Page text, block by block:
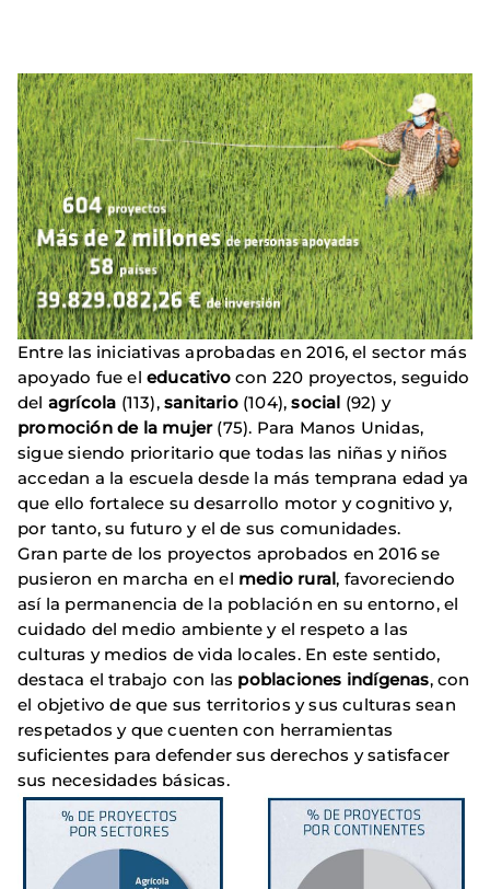
Entre las iniciativas aprobadas en 2016, el sector más
apoyado fue el educativocon 220 proyectos, seguido
del agrícola (113),sanitario(104), social (92) y
promoción de la mujer(75). Para Manos Unidas,
sigue siendo prioritario que todas las niñas y niños
accedan a la escuela desde la más temprana edad ya
que ello fortalece su desarrollo motor y cognitivo y,
por tanto, su futuro y el de sus comunidades.
Gran parte de los proyectos aprobados en 2016 se
pusieron en marcha en el medio rural, favoreciendo
así la permanencia de la población en su entorno, el
cuidado del medio ambiente y el respeto a las
culturas y medios de vida locales. En este sentido,
destaca el trabajo con las poblaciones indígenas, con
el objetivo de que sus territorios y sus culturas sean
respetados y que cuenten con herramientas
suficientes para defender sus derechos y satisfacer
sus necesidades básicas.